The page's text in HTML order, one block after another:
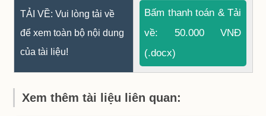
TẢI VỀ: Vui lòng tải về
để xem toàn bộ nội dung
của tài liệu!
Bấm thanh toán & Tải
về: 50.000 VNĐ
(.docx)
Xem thêm tài liệu liên quan: